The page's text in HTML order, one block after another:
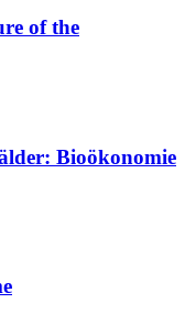
of the
Bioökonomie